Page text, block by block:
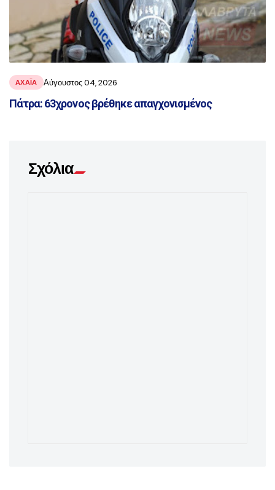
ΑΧΑΪ́Α Αύγουστος 04, 2026
Πάτρα: 63χρονος βρέθηκε απαγχονισμένος
Σχόλια